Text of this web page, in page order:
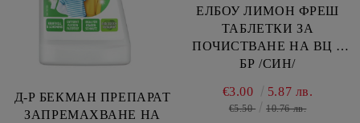
Д-Р БЕКМАН ПРЕПАРАТ
ЗАПРЕМАХВАНЕ НА
ЕЛБОУ ЛИМОН ФРЕШ
ТАБЛЕТКИ ЗА
ПОЧИСТВАНЕ НА ВЦ 5
БР /СИН/
€3.00 5.87 лв.
€5.50 10.76 лв.